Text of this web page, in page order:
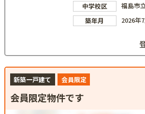
中学校区
福島市
築年月
2026年
新築一戸建て 会員限定
会員限定物件です